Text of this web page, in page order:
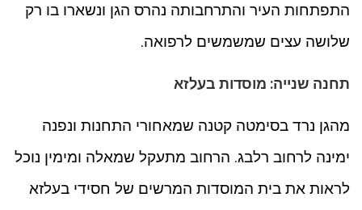
התפתחות העיר והתרחבותה נהרס הגן ונשארו בו רק
שלושה עצים שמשמשים לרפואה.
תחנה שנייה: מוסדות בעלזא
מהגן נרד בסימטה קטנה שמאחורי התחנות ונפנה
ימינה לרחוב רלבג. הרחוב מתעקל שמאלה ומימין נוכל
לראות את בית המוסדות המרשים של חסידי בעלזא